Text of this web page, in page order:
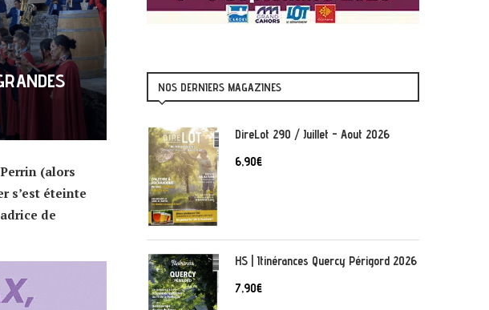
(alors
s’est éteinte
de
NOS DERNIERS MAGAZINES
DireLot 290 / Juillet - Aout 2026
6,90€
HS | Itinérances Quercy Périgord 2026
7,90€